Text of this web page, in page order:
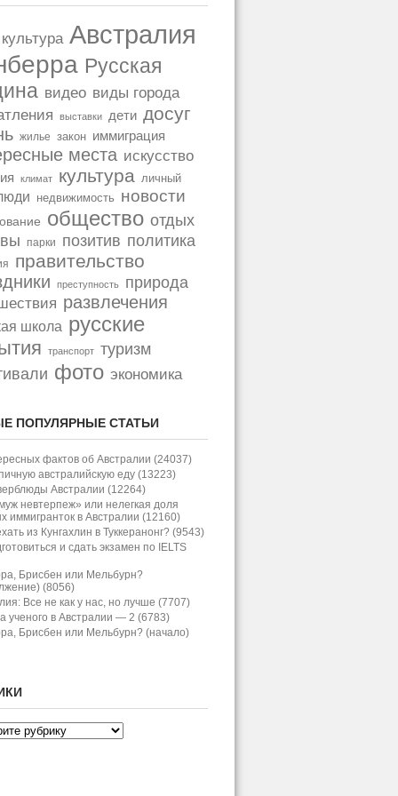
на знаменитом пляже Bondi
акт, потрясший
18:47 местного времени, во
«Chanukah by the Sea»,
праздника Хануки, два
огонь по собравшейся толпе, в
медленный рост
в ноябре рынок был все
например, от Брисбена, где
в отличие от прошлогодней
за октябрь показал, что
с общим подъёмом цен на
в...
новая транспортная
больше полутора лет идёт
которого началось в
Denman Prospect и Whitlam с
критически важную ось John
2026 года. По меркам
около 227...
смерть на
Австралия
Русская
видео виды города
выставки дети досуг
жилье закон иммиграция
места искусство
климат культура личный
недвижимость новости
общество отдых
парки позитив политика
правительство
преступность природа
развлечения
школа русские
транспорт туризм
фото экономика
ПОПУЛЯРНЫЕ СТАТЬИ
фактов об Австралии (24037)
австралийскую еду (13223)
Австралии (12264)
невтерпеж» или нелегкая доля
иммигранток в Австралии (12160)
из Кунгахлин в Туккеранонг? (9543)
и сдать экзамен по IELTS
Брисбен или Мельбурн?
(8056)
Все не как у нас, но лучше (7707)
ученого в Австралии — 2 (6783)
Брисбен или Мельбурн? (начало)